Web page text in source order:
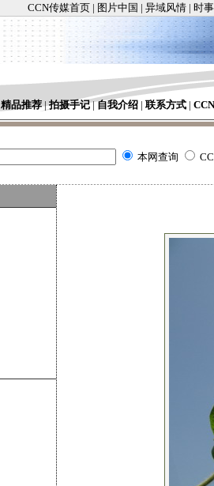
CCN传媒首页 | 图片中国 | 异域风情 | 时
精品推荐|拍摄手记|自我介绍 | 联系方式 |
本网查询